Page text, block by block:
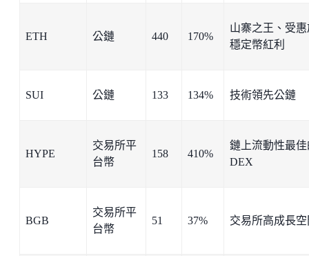
ETH 公鏈 440 170%
山寨之王、受惠
穩定幣紅利
SUI 公鏈 133 134% 技術領先公鏈
HYPE
交易所平
台幣
158 410%
鏈上流動性最佳
DEX
BGB
交易所平
台幣
51 37% 交易所高成長空